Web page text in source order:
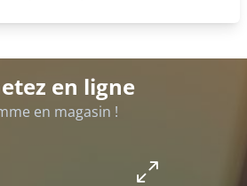
en ligne
en magasin !